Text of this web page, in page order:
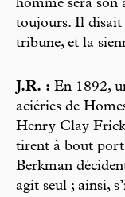
homme sera son
toujours. Il disait
tribune, et la
J.R. : En 1892,
aciéries de
Henry Clay
tirent à bout
Berkman
agit seul ; ainsi,